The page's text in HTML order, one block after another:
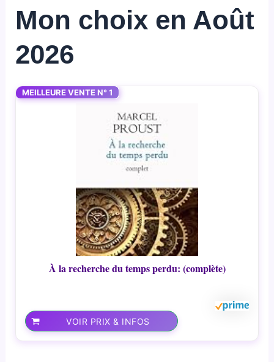
Mon choix en Août
2026
MEILLEURE VENTE N° 1
À la recherche du temps perdu: (complète)
VOIR PRIX & INFOS